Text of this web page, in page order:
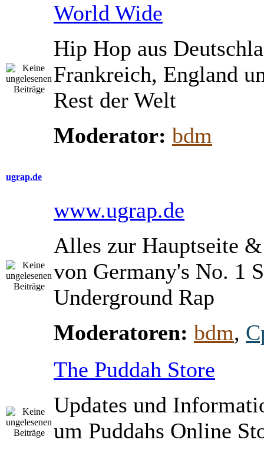
World Wide
Hip Hop aus
Frankreich, England
Rest der Welt
Moderator: bdm
ugrap.de
www.ugrap.de
Alles zur Hauptseite
von Germany's No. 1
Underground Rap
Moderatoren: bdm,
The Puddah Store
Updates und
um Puddahs Online